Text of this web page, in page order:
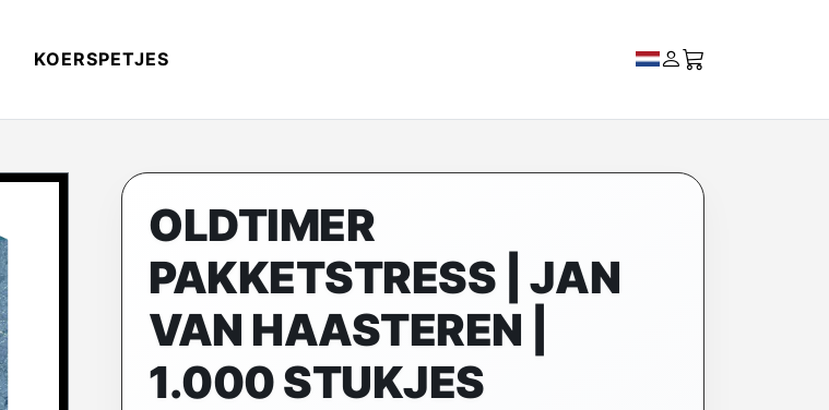
KOERSPETJES
OLDTIMER
PAKKETSTRESS | JAN
VAN HAASTEREN |
1.000 STUKJES